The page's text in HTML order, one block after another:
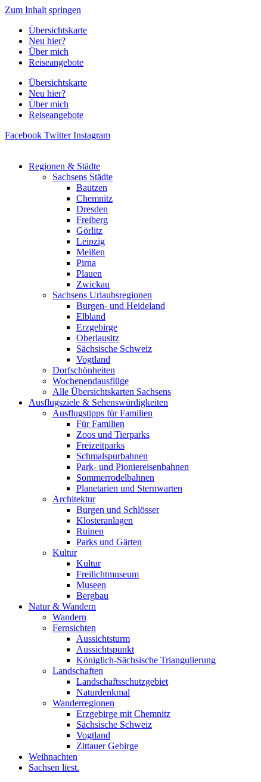
Zum Inhalt springen
Übersichtskarte
Neu hier?
Über mich
Reiseangebote
Übersichtskarte
Neu hier?
Über mich
Reiseangebote
Facebook Twitter Instagram
Regionen & Städte
Sachsens Städte
Bautzen
Chemnitz
Dresden
Freiberg
Görlitz
Leipzig
Meißen
Pirna
Plauen
Zwickau
Sachsens Urlaubsregionen
Burgen- und Heideland
Elbland
Erzgebirge
Oberlausitz
Sächsische Schweiz
Vogtland
Dorfschönheiten
Wochenendausflüge
Alle Übersichtskarten Sachsens
Ausflugsziele & Sehenswürdigkeiten
Ausflugstipps für Familien
Für Familien
Zoos und Tierparks
Freizeitparks
Schmalspurbahnen
Park- und Pioniereisenbahnen
Sommerrodelbahnen
Planetarien und Sternwarten
Architektur
Burgen und Schlösser
Klosteranlagen
Ruinen
Parks und Gärten
Kultur
Kultur
Freilichtmuseum
Museen
Bergbau
Natur & Wandern
Wandern
Fernsichten
Aussichtsturm
Aussichtspunkt
Königlich-Sächsische Triangulierung
Landschaften
Landschaftsschutzgebiet
Naturdenkmal
Wanderregionen
Erzgebirge mit Chemnitz
Sächsische Schweiz
Vogtland
Zittauer Gebirge
Weihnachten
Sachsen liest.